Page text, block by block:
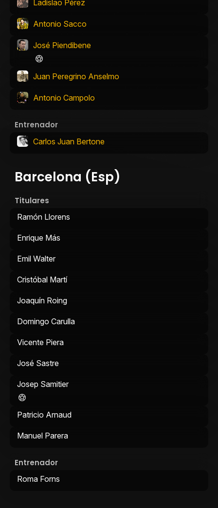
Ladislao Pérez
Antonio Sacco
José Piendibene
Juan Peregrino Anselmo
Antonio Campolo
Entrenador
Carlos Juan Bertone
Barcelona (Esp)
Titulares
Ramón Llorens
Enrique Más
Emil Walter
Cristóbal Martí
Joaquín Roing
Domingo Carulla
Vicente Piera
José Sastre
Josep Samitier
Patricio Arnaud
Manuel Parera
Entrenador
Roma Forns